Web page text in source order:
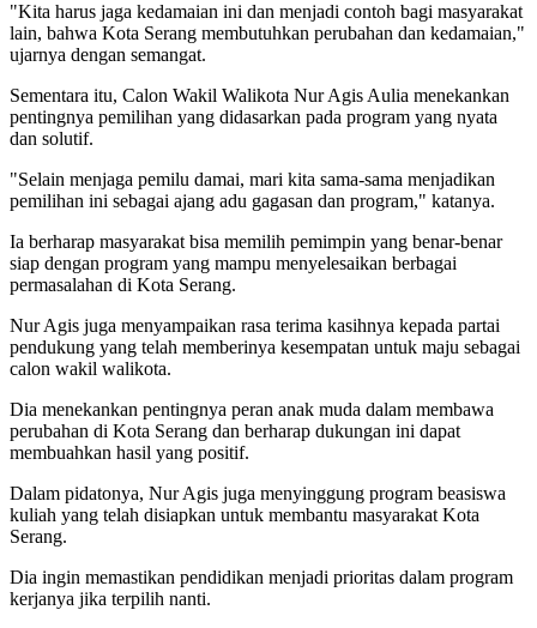
"Kita harus jaga kedamaian ini dan menjadi contoh bagi masyarakat
lain, bahwa Kota Serang membutuhkan perubahan dan kedamaian,"
ujarnya dengan semangat.
Sementara itu, Calon Wakil Walikota Nur Agis Aulia menekankan
pentingnya pemilihan yang didasarkan pada program yang nyata
dan solutif.
"Selain menjaga pemilu damai, mari kita sama-sama menjadikan
pemilihan ini sebagai ajang adu gagasan dan program," katanya.
Ia berharap masyarakat bisa memilih pemimpin yang benar-benar
siap dengan program yang mampu menyelesaikan berbagai
permasalahan di Kota Serang.
Nur Agis juga menyampaikan rasa terima kasihnya kepada partai
pendukung yang telah memberinya kesempatan untuk maju sebagai
calon wakil walikota.
Dia menekankan pentingnya peran anak muda dalam membawa
perubahan di Kota Serang dan berharap dukungan ini dapat
membuahkan hasil yang positif.
Dalam pidatonya, Nur Agis juga menyinggung program beasiswa
kuliah yang telah disiapkan untuk membantu masyarakat Kota
Serang.
Dia ingin memastikan pendidikan menjadi prioritas dalam program
kerjanya jika terpilih nanti.